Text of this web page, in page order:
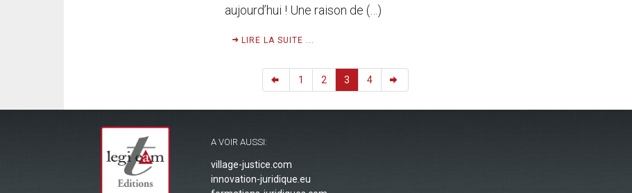
aujourd’hui ! Une raison de (…)
LIRE LA SUITE ...
1 2 3 4
A VOIR AUSSI:
village-justice.com
innovation-juridique.eu